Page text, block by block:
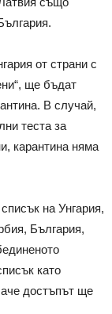
от страни с
ще бъдат
В случай,
теста за
карантина няма
на Унгария,
България,
като
достъпът ще